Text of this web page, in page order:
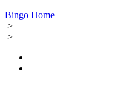
Bingo Home
>
>